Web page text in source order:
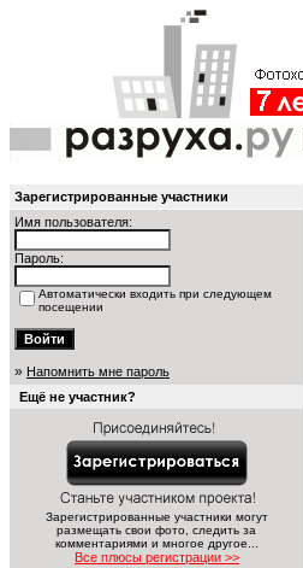
Зарегистрированные участники
Имя пользователя:
Пароль:
Автоматически входить при следующем
посещении
» Напомнить мне пароль
Ещё не участник?
Зарегистрированные участники могут
размещать свои фото, следить за
комментариями и многое другое...
Все плюсы регистрации >>